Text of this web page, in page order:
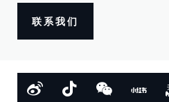
联系我们